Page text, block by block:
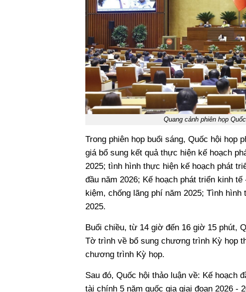
Quang cảnh phiên họp
Trong phiên họp buổi sáng, Quốc hội họp
giá bổ sung kết quả thực hiện kế hoạch
2025; tình hình thực hiện kế hoạch phát
đầu năm 2026; Kế hoạch phát triển kinh
kiệm, chống lãng phí năm 2025; Tình
2025.
Buổi chiều, từ 14 giờ đến 16 giờ 15 phút,
Tờ trình về bổ sung chương trình Kỳ họp
chương trình Kỳ họp.
Sau đó, Quốc hội thảo luận về: Kế hoạch
tài chính 5 năm quốc gia giai đoạn 2026 -